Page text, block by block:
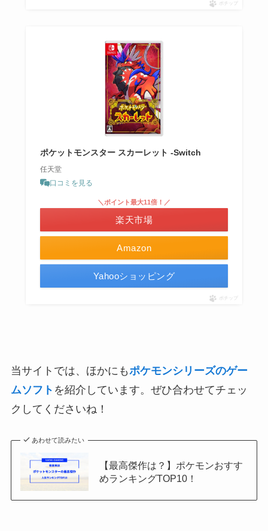
ポチップ
ポケットモンスター スカーレット -Switch
任天堂
口コミを見る
Amazon
＼ポイント最大11倍！／
楽天市場
Yahooショッピング
ポチップ
当サイトでは、ほかにもポケモンシリーズのゲー
ムソフト を紹介しています。ぜひ合わせてチェッ
クしてくださいね！
あわせて読みたい
【最高傑作は？】ポケモンおすす
めランキングTOP10！